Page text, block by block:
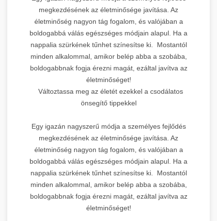
megkezdésének az életminősége javítása. Az
életminőség nagyon tág fogalom, és valójában a
boldogabbá válás egészséges módjain alapul. Ha a
nappalia szürkének tűnhet színesítse ki. Mostantól
minden alkalommal, amikor belép abba a szobába,
boldogabbnak fogja érezni magát, ezáltal javítva az
életminőséget!
Változtassa meg az életét ezekkel a csodálatos
önsegítő tippekkel
Egy igazán nagyszerű módja a személyes fejlődés
megkezdésének az életminősége javítása. Az
életminőség nagyon tág fogalom, és valójában a
boldogabbá válás egészséges módjain alapul. Ha a
nappalia szürkének tűnhet színesítse ki. Mostantól
minden alkalommal, amikor belép abba a szobába,
boldogabbnak fogja érezni magát, ezáltal javítva az
életminőséget!